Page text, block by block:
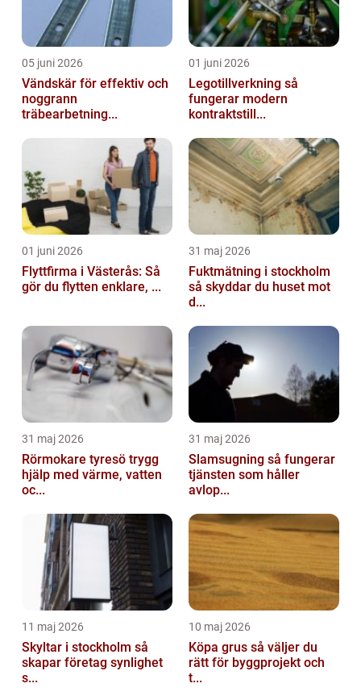
05 juni 2026
Vändskär för effektiv och
noggrann
träbearbetning...
01 juni 2026
Legotillverkning så
fungerar modern
kontraktstill...
01 juni 2026
Flyttfirma i Västerås: Så
gör du flytten enklare, ...
31 maj 2026
Fuktmätning i stockholm
så skyddar du huset mot
d...
31 maj 2026
Rörmokare tyresö trygg
hjälp med värme, vatten
oc...
31 maj 2026
Slamsugning så fungerar
tjänsten som håller
avlop...
11 maj 2026
Skyltar i stockholm så
skapar företag synlighet
s...
10 maj 2026
Köpa grus så väljer du
rätt för byggprojekt och
t...